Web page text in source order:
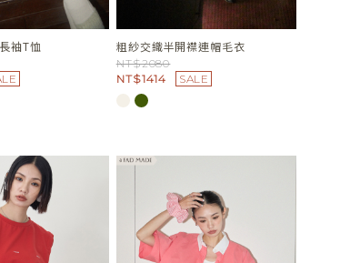
袖T恤 粗紗交織半開襟連帽毛衣
NT$2080
NT$1414
SALE